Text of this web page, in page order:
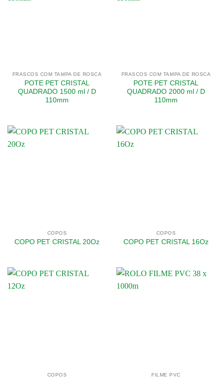
FRASCOS COM TAMPA DE ROSCA
POTE PET CRISTAL
QUADRADO 1500 ml / D
110mm
FRASCOS COM TAMPA DE ROSCA
POTE PET CRISTAL
QUADRADO 2000 ml / D
110mm
COPOS
COPO PET CRISTAL 20Oz
COPOS
COPO PET CRISTAL 16Oz
COPOS FILME PVC